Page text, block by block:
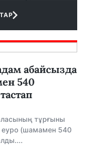
абайсызда
540
тұрғыны
еуро (шамамен 540